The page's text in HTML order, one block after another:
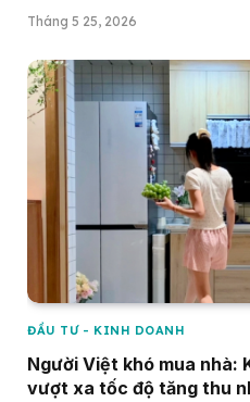
Tháng 5 25, 2026
ĐẦU TƯ - KINH DOANH
Người Việt khó mua nhà:
vượt xa tốc độ tăng thu